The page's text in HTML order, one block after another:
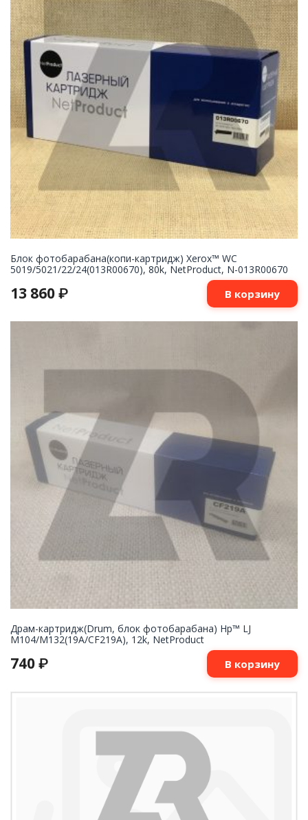
Блок фотобарабана(копи-картридж) Xerox™ WC
5019/5021/22/24(013R00670), 80k, NetProduct, N-013R00670
13 860 ₽ В корзину
Драм-картридж(Drum, блок фотобарабана) Нp™ LJ
M104/M132(19A/CF219A), 12k, NetProduct
740 ₽ В корзину